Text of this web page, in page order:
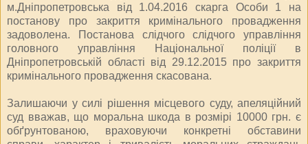
м.Дніпропетровська від 1.04.2016 скарга Особи 1 на
постанову про закриття кримінального провадження
задоволена. Постанова слідчого слідчого управління
головного управління Національної поліції в
Дніпропетровській області від 29.12.2015 про закриття
кримінального провадження скасована.
Залишаючи у силі рішення місцевого суду, апеляційний
суд вважав, що моральна шкода в розмірі 10000 грн. є
обґрунтованою, враховуючи конкретні обставини